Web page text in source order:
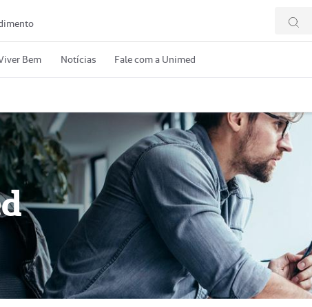
Bem Notícias Fale com a Unimed